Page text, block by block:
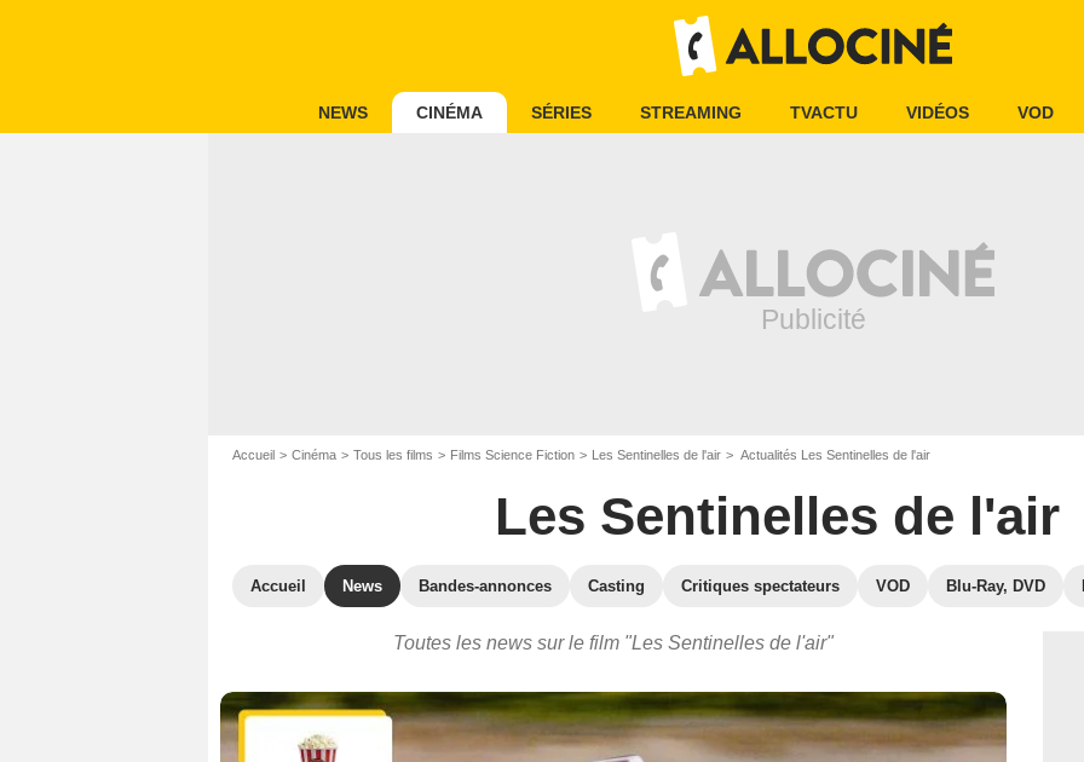
NEWS CINÉMA SÉRIES STREAMING TVACTU VIDÉOS VOD
Accueil Cinéma Tous les films Films Science Fiction Les Sentinelles de l'air Actualités Les Sentinelles de l'air
Les Sentinelles de l'air
Accueil News Bandes-annonces Casting Critiques spectateurs VOD Blu-Ray, DVD
Toutes les news sur le film "Les Sentinelles de l'air"